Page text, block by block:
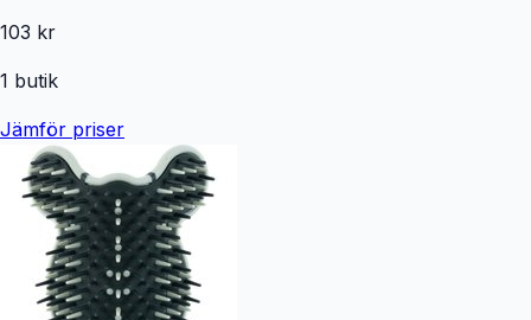
103 kr
1 butik
Jämför priser